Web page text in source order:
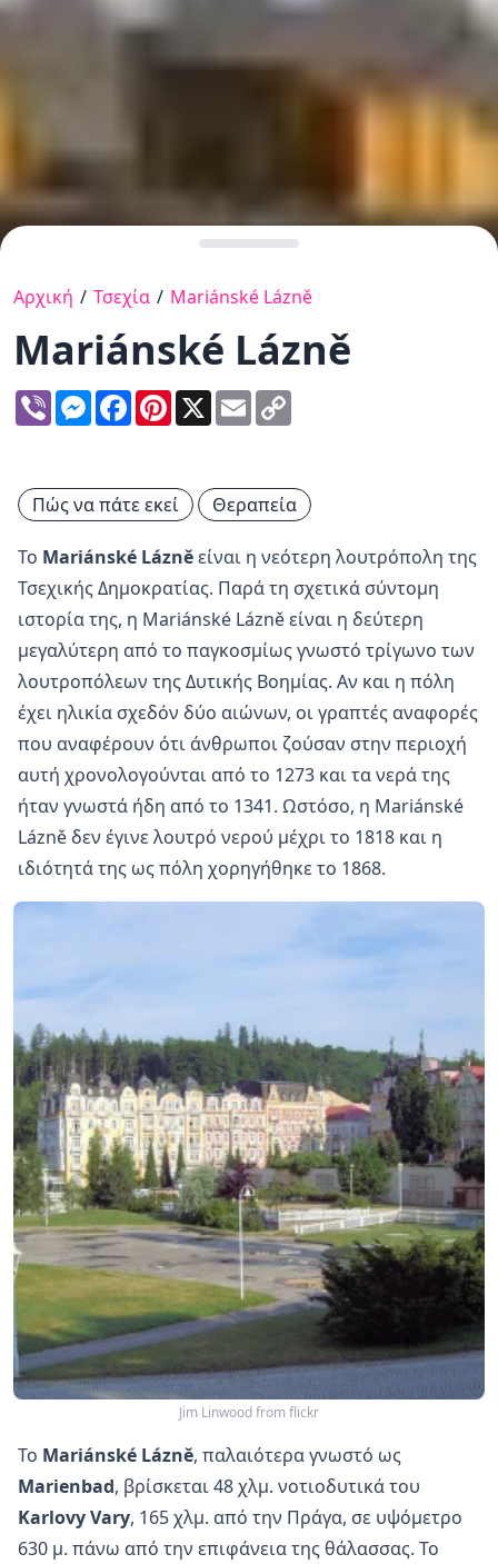
Αρχική / Τσεχία / Mariánské Lázně
Mariánské Lázně
ViberMessenger
FacebookPinterest
X Email
Πώς να πάτε εκεί Θεραπεία
Το Mariánské Lázněείναι η νεότερη λουτρόπολη της
Τσεχικής Δημοκρατίας. Παρά τη σχετικά σύντομη
ιστορία της, η Mariánské Lázně είναι η δεύτερη
μεγαλύτερη από το παγκοσμίως γνωστό τρίγωνο των
λουτροπόλεων της Δυτικής Βοημίας. Αν και η πόλη
έχει ηλικία σχεδόν δύο αιώνων, οι γραπτές αναφορές
που αναφέρουν ότι άνθρωποι ζούσαν στην περιοχή
αυτή χρονολογούνται από το 1273 και τα νερά της
ήταν γνωστά ήδη από το 1341. Ωστόσο, η Mariánské
Lázně δεν έγινε λουτρό νερού μέχρι το 1818 και η
ιδιότητά της ως πόλη χορηγήθηκε το 1868.
Jim Linwood from flickr
Το Mariánské Lázně, παλαιότερα γνωστό ως
Marienbad, βρίσκεται 48 χλμ. νοτιοδυτικά του
KarlovyVary, 165 χλμ. από την Πράγα, σε υψόμετρο
630 μ. πάνω από την επιφάνεια της θάλασσας. Το